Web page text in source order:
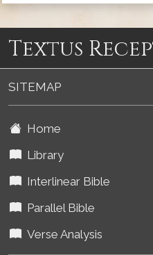
Textus
SITEMAP
Home
Library
Interlinear Bible
Parallel Bible
Verse Analysis